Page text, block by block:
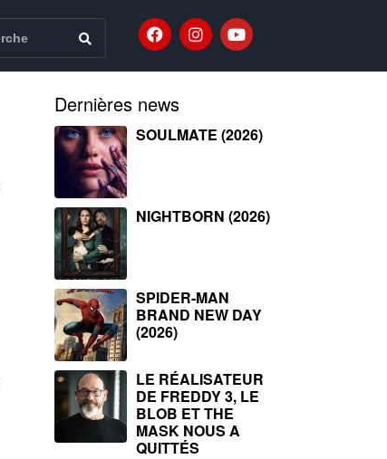
Dernières news
SOULMATE (2026)
NIGHTBORN (2026)
SPIDER-MAN
BRAND NEW DAY
(2026)
LE RÉALISATEUR
DE FREDDY 3, LE
BLOB ET THE
MASK NOUS A
QUITTÉS